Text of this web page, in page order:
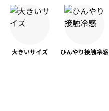
大きいサイズ ひんやり接触冷感